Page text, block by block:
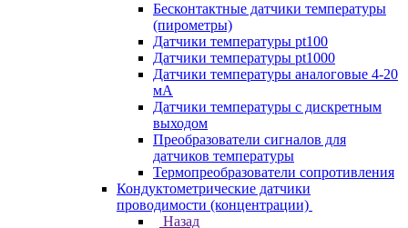
Бесконтактные датчики температуры
(пирометры)
Датчики температуры pt100
Датчики температуры pt1000
Датчики температуры аналоговые 4-20
мА
Датчики температуры с дискретным
выходом
Преобразователи сигналов для
датчиков температуры
Термопреобразователи сопротивления
Кондуктометрические датчики
проводимости (концентрации)
Назад